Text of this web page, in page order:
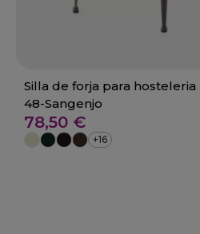
Silla de forja para hosteleria
48-Sangenjo
78,50 €
+16